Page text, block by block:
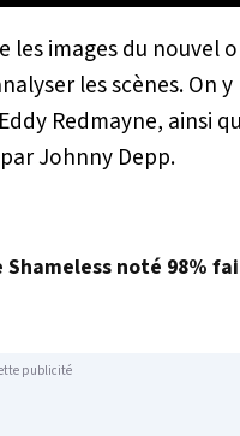
les images du nouvel
les scènes. On
Redmayne, ainsi
Johnny Depp.
noté 98%
publicité